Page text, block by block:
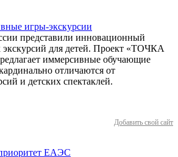
игры-экскурсии
представили инновационный
экскурсий для детей. Проект «ТОЧКА
иммерсивные обучающие
отличаются от
и детских спектаклей.
Добавить свой сайт